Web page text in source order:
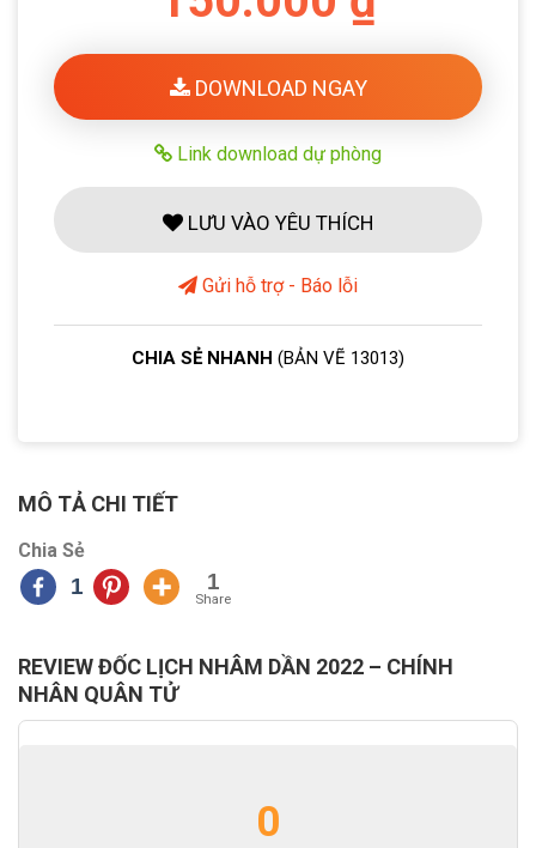
DOWNLOAD NGAY
Link download dự phòng
LƯU VÀO YÊU THÍCH
Gửi hỗ trợ - Báo lỗi
CHIA SẺ NHANH (BẢN VẼ 13013)
MÔ TẢ CHI TIẾT
Chia Sẻ
1 1
Share
REVIEW ĐỐC LỊCH NHÂM DẦN 2022 – CHÍNH
NHÂN QUÂN TỬ
0